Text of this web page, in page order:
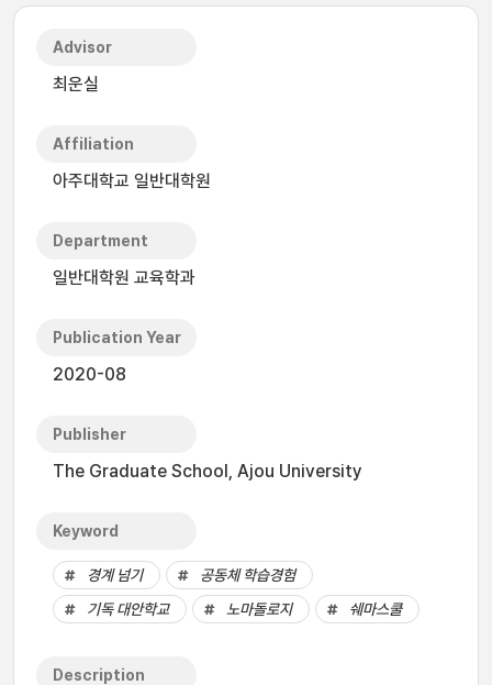
Advisor
최운실
Affiliation
아주대학교 일반대학원
Department
일반대학원 교육학과
Publication Year
2020-08
Publisher
The Graduate School, Ajou University
Keyword
경계 넘기
공동체 학습경험
기독 대안학교
노마돌로지 쉐마스쿨
Description